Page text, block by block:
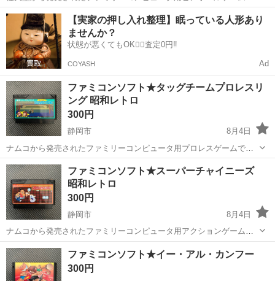
で、シンプルながらも熱中できるボールコントロールが楽しめる名作
です。 - メーカー: 任天堂 - タイトル: ピンボール - 対応機種: ファミリ
ーコンピュータ ...
静岡 静岡市 テレビゲーム ピンボール
【実家の押し入れ整理】眠っている人形あり
ませんか？
状態が悪くてもOK🙆‍♀️査定0円‼️
COYASH Ad
ファミコンソフト★タッグチームプロレスリ
ング 昭和レトロ
300円
静岡市
8月4日
ナムコから発売されたファミリーコンピュータ用プロレスゲームで、
リッキーファイターズを操作して強敵ストロングバッドチームに挑む
戦略的なアクションが楽しめる名作です。 - メーカー: ナムコ - タイト
ル: タッグチームプロレ...
静岡 静岡市 ファミコンソフト
ファミコンソフト★スーパーチャイニーズ
昭和レトロ
300円
静岡市
8月4日
ナムコから発売されたファミリーコンピュータ用アクションゲーム
で、ジャッキーとリーを操作して敵を倒しながら進むカンフーアクシ
ョンが楽しめる名作です。 - メーカー: ナムコ - タイトル: スーパーチ
ャイニーズ - 対応機種...
静岡 静岡市 ファミコンソフト
ファミコンソフト★イー・アル・カンフー
300円